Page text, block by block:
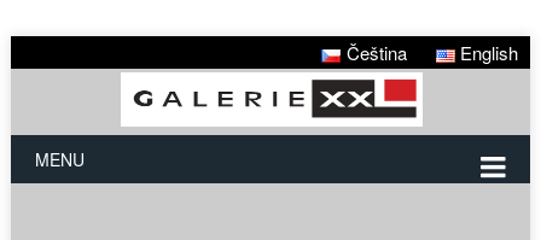
Čeština English
MENU